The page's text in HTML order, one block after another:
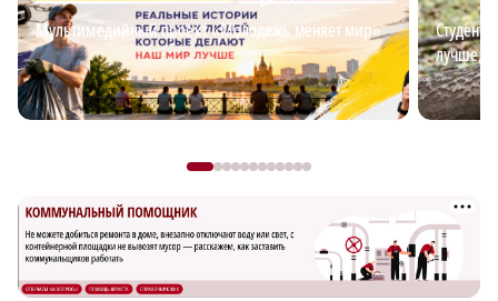
Мультимедийный проект «Молодежь меняет мир»
лучше,